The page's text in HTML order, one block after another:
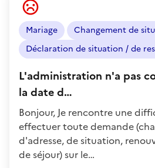
L'administration n'a pas
la date d…
l'usager
:
Négatif
Mariage
Changement de
Déclaration de situation / de
Bonjour, Je rencontre une difficulté pour
effectuer toute demande
d'adresse, de situation,
de séjour) sur le…